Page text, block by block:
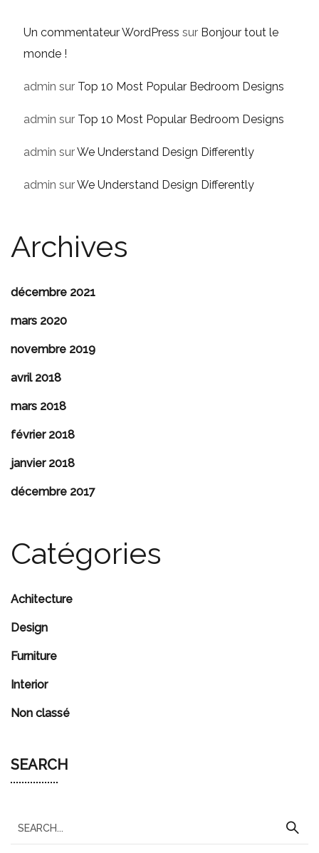
Un commentateur WordPress sur Bonjour tout le
monde !
admin sur Top 10 Most Popular Bedroom Designs
admin sur Top 10 Most Popular Bedroom Designs
admin surWe Understand Design Differently
admin surWe Understand Design Differently
Archives
décembre 2021
mars 2020
novembre 2019
avril 2018
mars 2018
février 2018
janvier 2018
décembre 2017
Catégories
Achitecture
Design
Furniture
Interior
Non classé
SEARCH
e